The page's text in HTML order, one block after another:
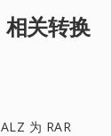
相关转换
ALZ 为 RAR